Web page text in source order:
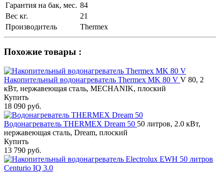
Гарантия на бак, мес. 84
Вес кг.
21
Производитель
Thermex
Похожие товары :
Накопительный водонагреватель Thermex MK 80 V V 80, 2
кВт, нержавеющая сталь, MECHANIK, плоский
Купить
18 090 руб.
Водонагреватель THERMEX Dream 50 50 литров, 2.0 кВт,
нержавеющая сталь, Dream, плоский
Купить
13 790 руб.